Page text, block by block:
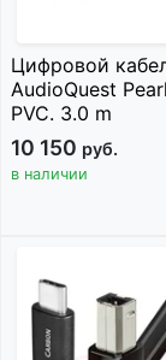
Цифровой
AudioQuest
PVC. 3.0 m
10 150 руб.
в наличии